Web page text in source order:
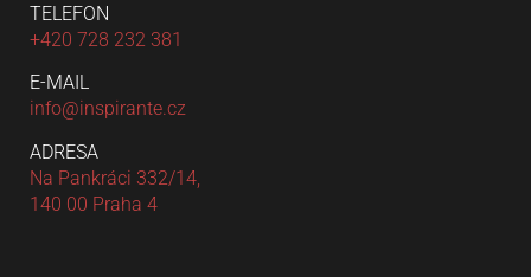
TELEFON
+420 728 232 381
E-MAIL
info@inspirante.cz
ADRESA
Na Pankráci 332/14,
140 00 Praha 4